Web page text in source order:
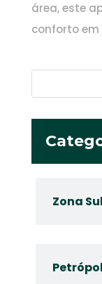
área, este
conforto em
Zona Sul